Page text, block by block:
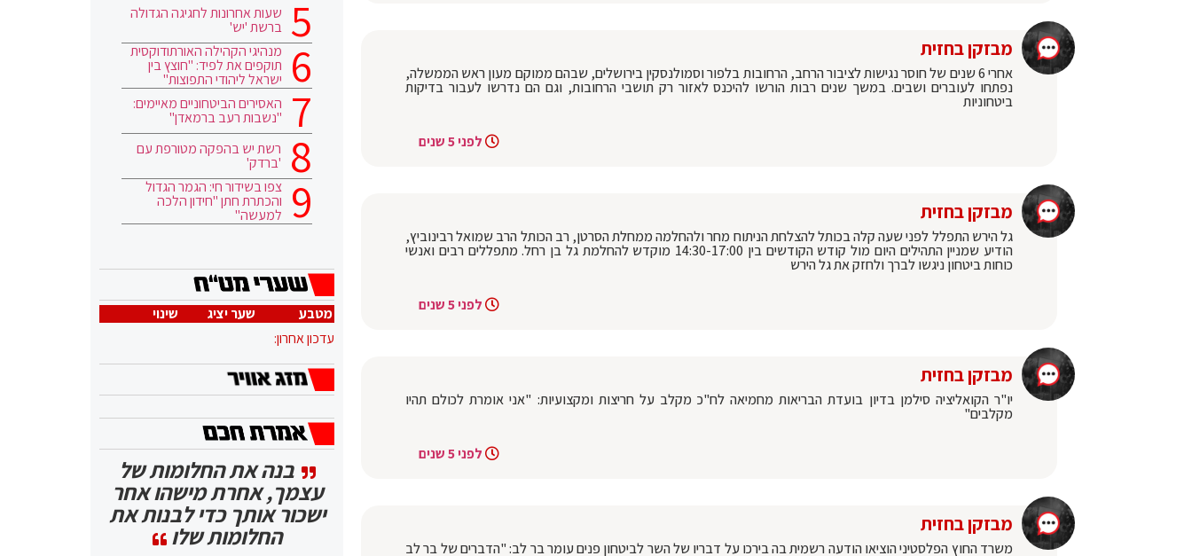
מבזקן בחזית
אחרי 6 שנים של חוסר נגישות לציבור הרחב, הרחובות בלפור וסמולנסקין בירושלים, שבהם ממוקם מעון ראש הממשלה,
נפתחו לעוברים ושבים. במשך שנים רבות הורשו להיכנס לאזור רק תושבי הרחובות, וגם הם נדרשו לעבור בדיקות
ביטחוניות
לפני 5 שנים
מבזקן בחזית
גל הירש התפלל לפני שעה קלה בכותל להצלחת הניתוח מחר ולהחלמה ממחלת הסרטן, רב הכותל הרב שמואל רבינוביץ,
הודיע שמניין התהילים היום מול קודש הקודשים בין 14:30-17:00 מוקדש להחלמת גל בן רחל. מתפללים רבים ואנשי
כוחות ביטחון ניגשו לברך ולחזק את גל הירש
לפני 5 שנים
מבזקן בחזית
יו"ר הקואליציה סילמן בדיון בועדת הבריאות מחמיאה לח"כ מקלב על חריצות ומקצועיות: "אני אומרת לכולם תהיו
מקלבים"
לפני 5 שנים
מבזקן בחזית
משרד החוץ הפלסטיני הוציאו הודעה רשמית בה בירכו על דבריו של השר לביטחון פנים עומר בר לב: "הדברים של בר לב
שעות אחרונות לחגיגה הגדולה
ברשת 'יש'
מנהיגי הקהילה האורתודוקסית
תוקפים את לפיד: "חוצץ בין
ישראל ליהודי התפוצות"
האסירים הביטחוניים מאיימים:
"נשבות רעב ברמאדן"
רשת יש בהפקה מטורפת עם
'ברדק'
צפו בשידור חי: הגמר הגדול
והכתרת חתן "חידון הלכה
למעשה"
מטבע שער יציג
שינוי
עדכון אחרון:
בנה את החלומות של
עצמך, אחרת מישהו אחר
ישכור אותך כדי לבנות את
החלומות שלו